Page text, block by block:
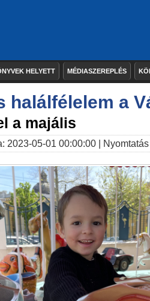
HELYETT MÉDIASZEREPLÉS
halálfélelem a
a majális
2023-05-01 00:00:00 | Nyomtatás